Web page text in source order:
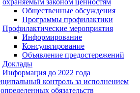
охраняемым законом ценностям
Общественные обсуждения
Программы профилактики
Профилактические мероприятия
Информирование
Консультирование
Объявление предостережений
Доклады
Информация до 2022 года
контроль за исполнением
обязательств